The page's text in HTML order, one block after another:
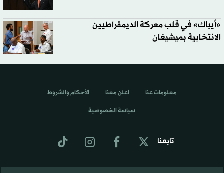
«أيباك» في قلب معركة الديمقراطيين
الانتخابية بميشيغان
تابعنا
معلومات عنا اعلن معنا الأحكام والشروط
سياسة الخصوصية